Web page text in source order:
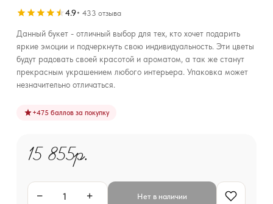
4.9 433 отзыва
Данный букет - отличный выбор для тех, кто хочет подарить
яркие эмоции и подчеркнуть свою индивидуальность. Эти цветы
будут радовать своей красотой и ароматом, а так же станут
прекрасным украшением любого интерьера. Упаковка может
незначительно отличаться.
+475 баллов за покупку
15 855р.
− + Нет в наличии